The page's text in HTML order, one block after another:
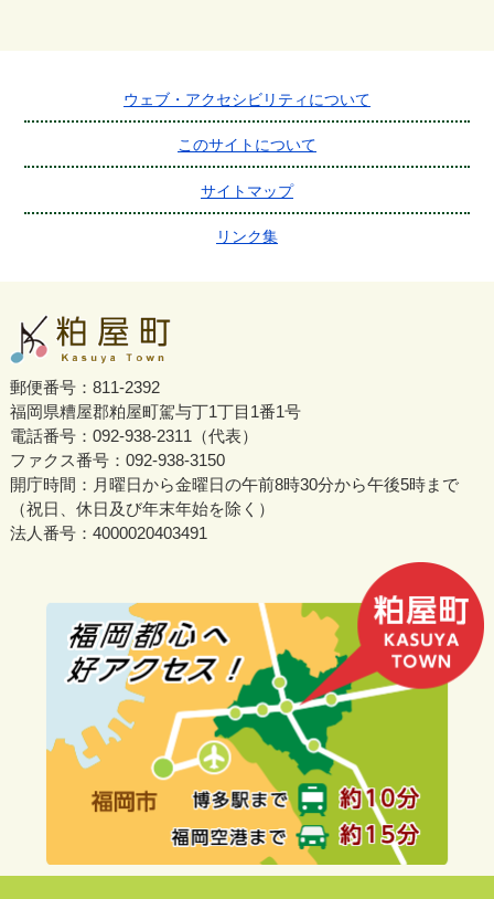
ウェブ・アクセシビリティについて
このサイトについて
サイトマップ
リンク集
郵便番号：811-2392
福岡県糟屋郡粕屋町駕与丁1丁目1番1号
電話番号：092-938-2311（代表）
ファクス番号：092-938-3150
開庁時間：月曜日から金曜日の午前8時30分から午後5時まで
（祝日、休日及び年末年始を除く）
法人番号：4000020403491